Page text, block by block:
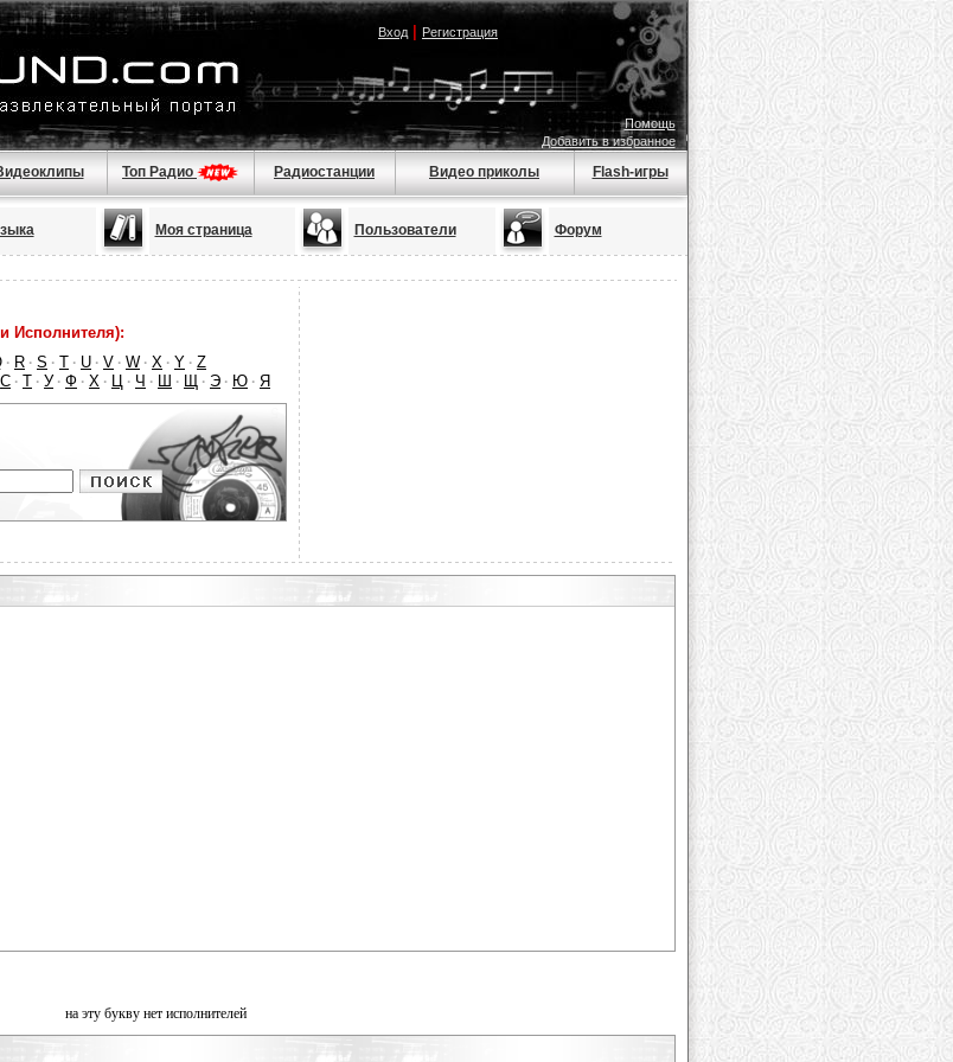
Вход| Регистрация
Помощь
Добавить в избранное
Топ Радио Радиостанции Видео приколы Flash-игры
Моя страница Пользователи Форум
Исполнителя):
· R · S · T · U · V · W · X · Y · Z
С · Т · У · Ф · Х · Ц · Ч · Ш · Щ · Э · Ю · Я
на эту букву нет исполнителей